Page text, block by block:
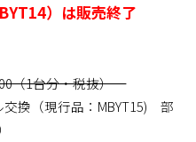
）は販売終了
（1台分・税抜）
交換（現行品：MBYT15) 部